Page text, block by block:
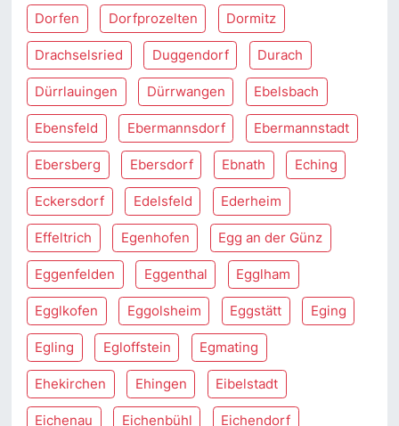
Dorfen Dorfprozelten Dormitz
Drachselsried Duggendorf Durach
Dürrlauingen Dürrwangen Ebelsbach
Ebensfeld Ebermannsdorf Ebermannstadt
Ebersberg Ebersdorf Ebnath Eching
Eckersdorf Edelsfeld Ederheim
Effeltrich Egenhofen Egg an der Günz
Eggenfelden Eggenthal Egglham
Egglkofen Eggolsheim Eggstätt Eging
Egling Egloffstein Egmating
Ehekirchen Ehingen Eibelstadt
Eichenau Eichenbühl Eichendorf